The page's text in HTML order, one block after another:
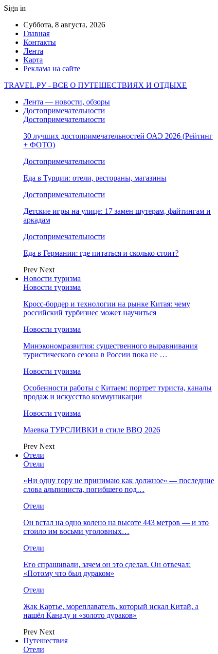
Sign in
Суббота, 8 августа, 2026
Главная
Контакты
Лента
Карта
Реклама на сайте
TRAVEL.РУ - ВСЕ О ПУТЕШЕСТВИЯХ И ОТДЫХЕ
Лента — новости, обзоры
Достопримечательности
Достопримечательности
30 лучших достопримечательностей ОАЭ 2026 (Рейтинг
+ ФОТО)
Достопримечательности
Еда в Турции: отели, рестораны, магазины
Достопримечательности
Детские игры на улице: 17 замен шутерам, файтингам и
аркадам
Достопримечательности
Еда в Германии: где питаться и сколько стоит?
Prev Next
Новости туризма
Новости туризма
Кросс-бордер и технологии на рынке Китая: чему
российский турбизнес может научиться
Новости туризма
Минэкономразвития: существенного выравнивания
туристического сезона в России пока не …
Новости туризма
Особенности работы с Китаем: портрет туриста, каналы
продаж и искусство коммуникации
Новости туризма
Маевка ТУРСЛИВКИ в стиле BBQ 2026
Prev Next
Отели
Отели
«Ни одну гору не принимаю как должное» — последние
слова альпиниста, погибшего под…
Отели
Он встал на одно колено на высоте 443 метров — и это
стоило им восьми уголовных…
Отели
Его спрашивали, зачем он это сделал. Он отвечал:
«Потому что был дураком»
Отели
Жак Картье, мореплаватель, который искал Китай, а
нашёл Канаду и «золото дураков»
Prev Next
Путешествия
Отели